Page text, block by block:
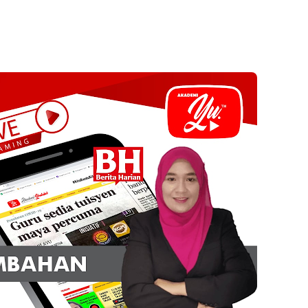
SR, WANG
ANITA
yang lalu
LIVE
🔴 [LIVE] FIZIK TING 5 (DLP), 5.2
SEMICONDUCTOR DIODE PART-2
OLEH CIKG...
sehari yang lalu